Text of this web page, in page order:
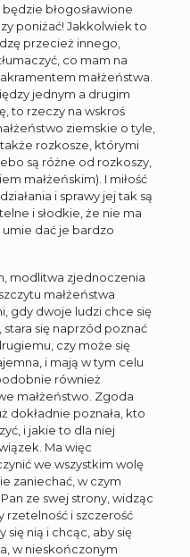
błogosławione
poniżać! Jakkolwiek to
przecież innego,
co mam na
małżeństwa.
jednym a drugim
to rzeczy na wskroś
ziemskie o tyle,
także rozkosze, którymi
są różne od rozkoszy,
małżeńskim). I miłość
i sprawy jej tak są
i słodkie, że nie ma
umie dać je bardzo
modlitwa zjednoczenia
małżeństwa
gdy dwoje ludzi chce się
stara się naprzód poznać
czy może się
i mają w tym celu
również
małżeństwo. Zgoda
dokładnie poznała, kto
i jakie to dla niej
Ma więc
we wszystkim wolę
zaniechać, w czym
ze swej strony, widząc
rzetelność i szczerość
nią i chcąc, aby się
w nieskończonym